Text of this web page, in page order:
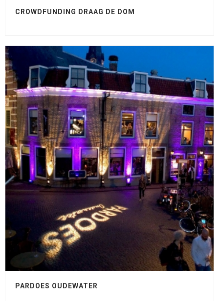
CROWDFUNDING DRAAG DE DOM
PARDOES OUDEWATER